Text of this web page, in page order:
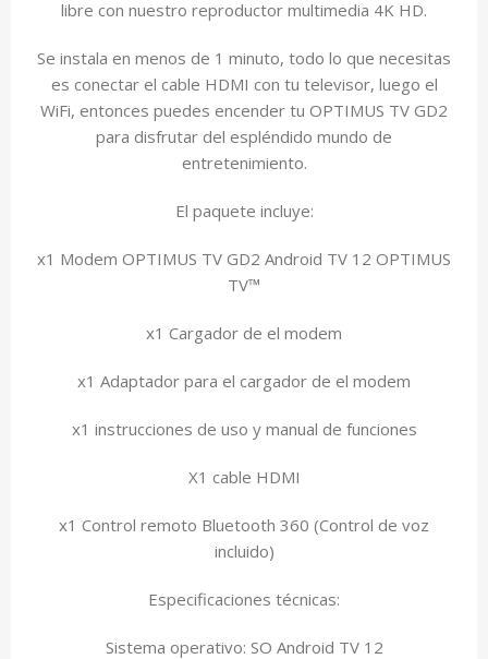
libre con nuestro reproductor multimedia 4K HD.
Se instala en menos de 1 minuto, todo lo que necesitas
es conectar el cable HDMI con tu televisor, luego el
WiFi, entonces puedes encender tu OPTIMUS TV GD2
para disfrutar del espléndido mundo de
entretenimiento.
El paquete incluye:
x1 Modem OPTIMUS TV GD2 Android TV 12 OPTIMUS
TV™
x1 Cargador de el modem
x1 Adaptador para el cargador de el modem
x1 instrucciones de uso y manual de funciones
X1 cable HDMI
x1 Control remoto Bluetooth 360 (Control de voz
incluido)
Especificaciones técnicas:
Sistema operativo: SO Android TV 12